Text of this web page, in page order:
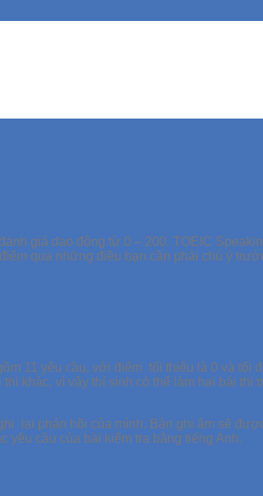
giá dao động từ 0 – 200. TOEIC
điểm qua những điều bạn cần phải chú ý
11 yêu cầu, với điểm tối thiểu là 0 và tối
khác, vì vậy thí sinh có thể làm hai bài thi
lại phản hồi của mình. Bản ghi âm sẽ
yêu cầu của bài kiểm tra bằng tiếng Anh.